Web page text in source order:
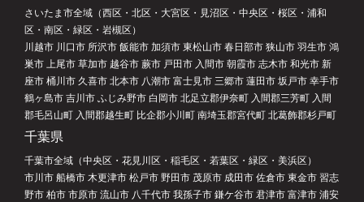
さいたま市全域（西区・北区・大宮区・見沼区・中央区・桜区・浦和
区・南区・緑区・岩槻区）
川越市 川口市 所沢市 飯能市 加須市 東松山市 春日部市 狭山市 羽生市 鴻
巣市 上尾市 草加市 越谷市 蕨市 戸田市 入間市 朝霞市 志木市 和光市 新
座市 桶川市 久喜市 北本市 八潮市 富士見市 三郷市 蓮田市 坂戸市 幸手市
鶴ヶ島市 吉川市 ふじみ野市 白岡市 北足立郡伊奈町 入間郡三芳町 入間
郡毛呂山町 入間郡越生町 比企郡小川町 南埼玉郡宮代町 北葛飾郡杉戸町
千葉県
千葉市全域（中央区・花見川区・稲毛区・若葉区・緑区・美浜区）
市川市 船橋市 木更津市 松戸市 野田市 茂原市 成田市 佐倉市 東金市 習志
野市 柏市 市原市 流山市 八千代市 我孫子市 鎌ケ谷市 君津市 富津市 浦安